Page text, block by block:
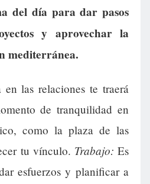
del día para dar pasos
y aprovechar la
mediterránea.
las relaciones te traerá
de tranquilidad en
como la plaza de las
tu vínculo. Trabajo: Es
esfuerzos y planificar a